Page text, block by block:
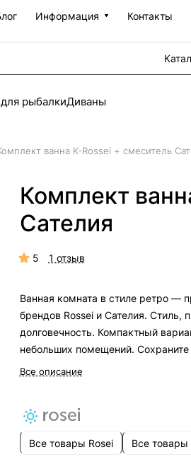
Информация Контакты
рыбалкиДиваны
ванна K-Rossei + смеситель
Комплект
Cателия
5 1 отзыв
Ванная комната в стиле ретро —
брендов Rossei и Cателия. Стиль,
долговечность. Компактный
небольших помещений. Сохраните
и удобство. Рекомендуем
перепады температур.
Все описание
Все товары Rosei Все товары